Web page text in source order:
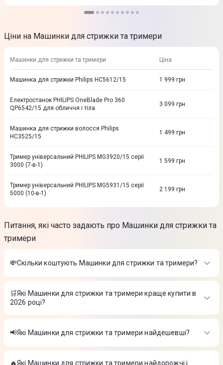
Ціни на Машинки для стрижки та тримери
Машинки для стрижки та тримери Ціна
Машинка для стрижки Philips HC5612/15 1 999 грн
Електростанок PHILIPS OneBlade Pro 360
QP6542/15 для обличчя і тіла
3 099 грн
Машинка для стрижки волосся Philips
HC3525/15
1 499 грн
Тример універсальний PHILIPS MG3920/15 серії
3000 (7-в-1)
1 599 грн
Тример універсальний PHILIPS MG5931/15 серії
5000 (10-в-1)
2 199 грн
Питання, які часто задають про Машинки для стрижки та
тримери
💸Скільки коштують Машинки для стрижки та тримери?
Вартість товарів в категорії Машинки для стрижки та
тримери в інтернет-магазині Цитрус
Машинка для стрижки Philips HC5612/15
649 ₴
🛒Які Машинки для стрижки та тримери краще купити в
2026 році?
Найкращі Машинки для стрижки та тримери в 2026 році на
думку інтернет-магазину Цитрус
649 ₴
Тример SOGO SS-3495-212 ₴
📢Які Машинки для стрижки та тримери найдешевші?
На сьогодні найдешевші Машинки для стрижки та тримери
🔥Які Машинки для стрижки та тримери найдорожчі і